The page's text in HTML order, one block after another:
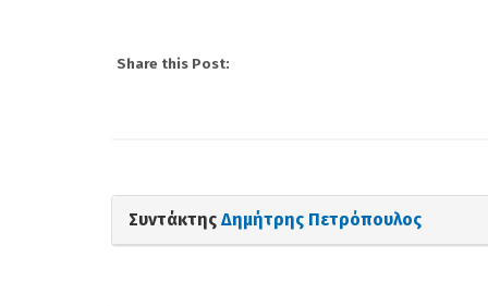
Share this Post:
Συντάκτης Δημήτρης Πετρόπουλος